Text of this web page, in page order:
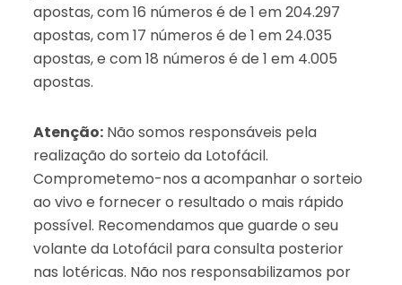
apostas, com 16 números é de 1 em 204.297
apostas, com 17 números é de 1 em 24.035
apostas, e com 18 números é de 1 em 4.005
apostas.
Atenção:Não somos responsáveis pela
realização do sorteio da Lotofácil.
Comprometemo-nos a acompanhar o sorteio
ao vivo e fornecer o resultado o mais rápido
possível. Recomendamos que guarde o seu
volante da Lotofácil para consulta posterior
nas lotéricas. Não nos responsabilizamos por